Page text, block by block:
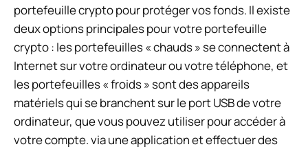
portefeuille cryptopour protéger vos fonds. Il existe
deux options principales pour votre portefeuille
crypto : les portefeuilles « chauds » se connectent à
Internet sur votre ordinateur ou votre téléphone, et
les portefeuilles « froids » sont des appareils
matériels qui se branchent sur le port USB de votre
ordinateur, que vous pouvez utiliser pour accéder à
votre compte. via une application et effectuer des